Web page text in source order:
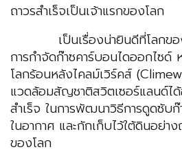
ถาวรสำเร็จเป็นเจ้าแรกของโลก
เป็นเรื่องน่ายินดีที่โลกของเ
การกำจัดก๊าซคาร์บอนไดออกไซด์
โลกร้อนหลังไคลม์เวิร์คส์
แวดล้อมสัญชาติสวิตเซอร์แลนด์ไ
สำเร็จ ในการพัฒนาวิธีการดูดซับ
ในอากาศ และกักเก็บไว้ใต้ดินอย่าง
ของโลก